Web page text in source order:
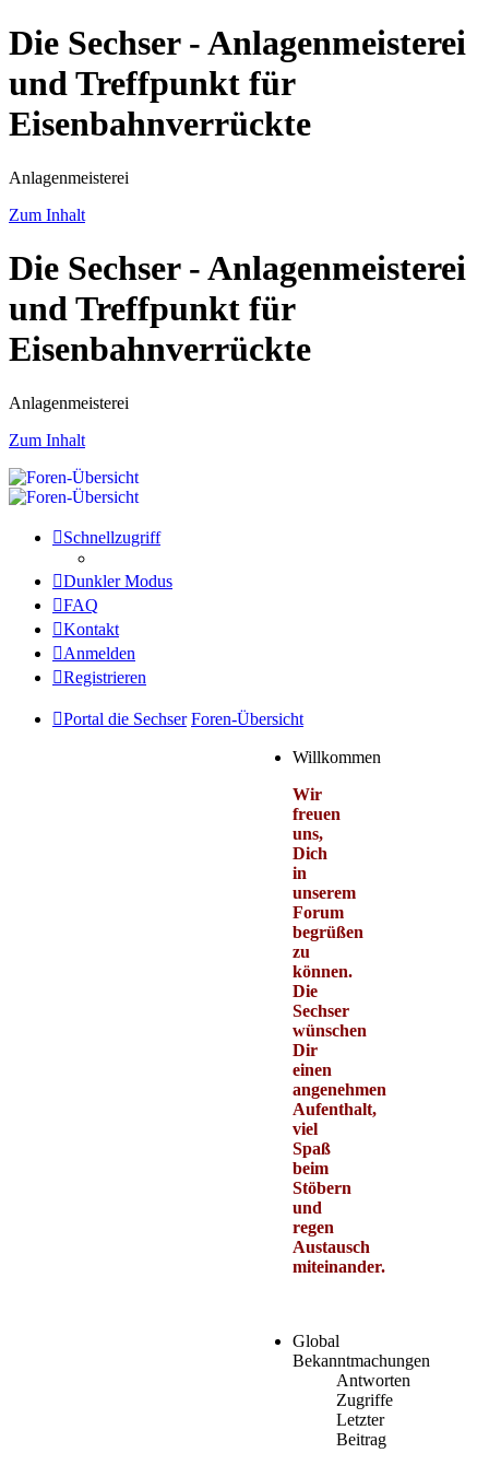
Die Sechser - Anlagenmeisterei
und Treffpunkt für
Eisenbahnverrückte
Anlagenmeisterei
Zum Inhalt
Die Sechser - Anlagenmeisterei
und Treffpunkt für
Eisenbahnverrückte
Anlagenmeisterei
Zum Inhalt
Schnellzugriff
Dunkler Modus
FAQ
Kontakt
Anmelden
Registrieren
Portal die Sechser Foren-Übersicht
Willkommen
Wir
freuen
uns,
Dich
in
unserem
Forum
begrüßen
zu
können.
Die
Sechser
wünschen
Dir
einen
angenehmen
Aufenthalt,
viel
Spaß
beim
Stöbern
und
regen
Austausch
miteinander.
Global
Bekanntmachungen
Antworten
Zugriffe
Letzter
Beitrag